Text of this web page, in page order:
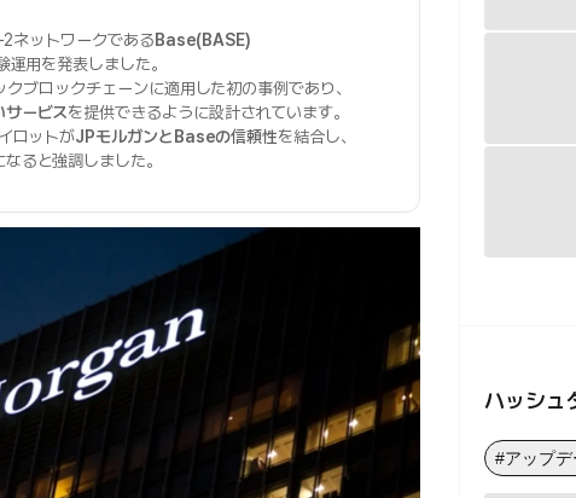
ネットワークであるBase(BASE)
運用を発表しました。
クブロックチェーンに適用した初の事例であり、
サービスを提供できるように設計されています。
ロットがJPモルガンとBaseの信頼性を結合し、
ると強調しました。
ハッシュ
#アップデ